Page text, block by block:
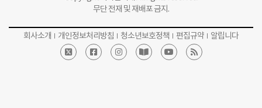
무단 전재 및 재배포 금지.
회사소개 개인정보처리방침 청소년보호정책 편집규약 알립니다